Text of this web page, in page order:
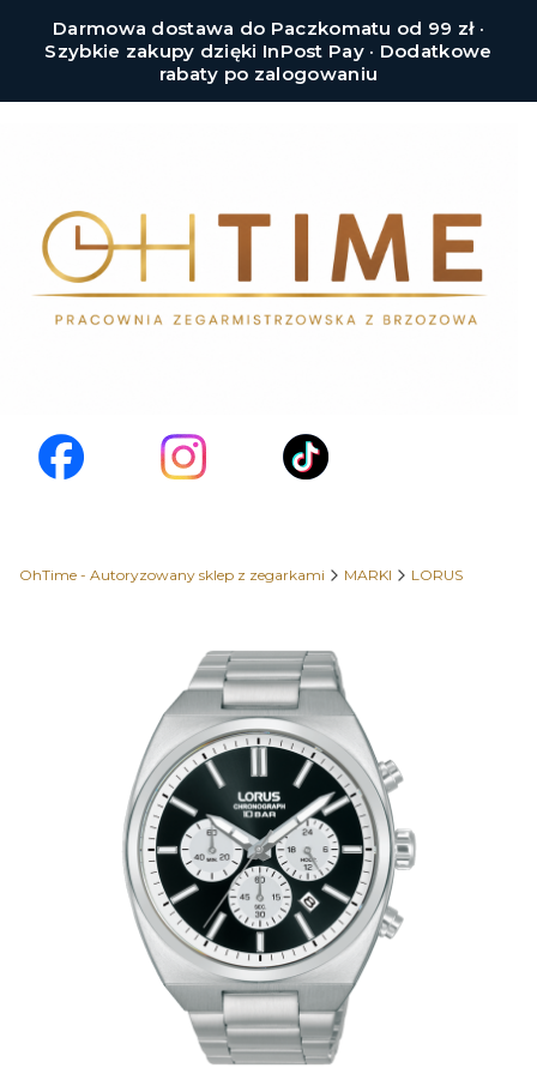
Darmowa dostawa do Paczkomatu od 99 zł ·
Szybkie zakupy dzięki InPost Pay · Dodatkowe
rabaty po zalogowaniu
OhTime - Autoryzowany sklep z zegarkami MARKI LORUS